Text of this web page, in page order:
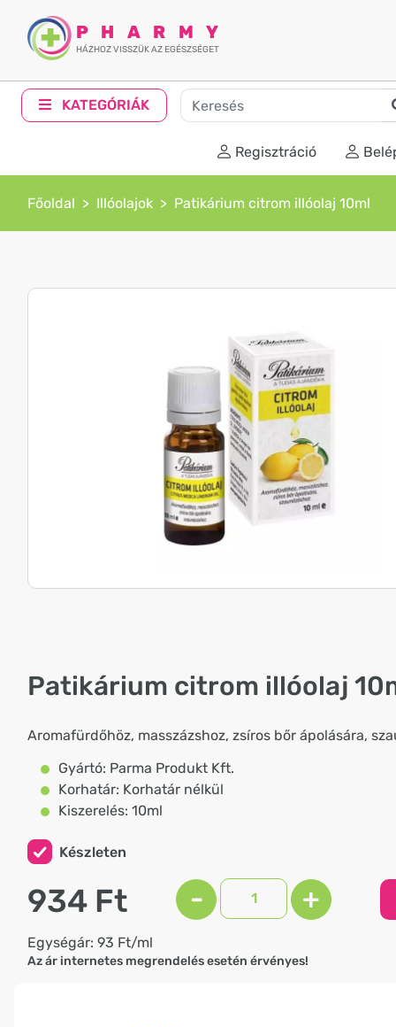
PHARMY
HÁZHOZ VISSZÜK AZ EGÉSZSÉGET
KATEGÓRIÁK
Regisztráció
Főoldal Illóolajok Patikárium citrom illóolaj 10ml
Patikárium citrom illóolaj
Aromafürdőhöz, masszázshoz, zsíros bőr ápolására,
Gyártó: Parma Produkt Kft.
Korhatár: Korhatár nélkül
Kiszerelés: 10ml
Készleten
934 Ft - +
Egységár: 93 Ft/ml
Az ár internetes megrendelés esetén érvényes!